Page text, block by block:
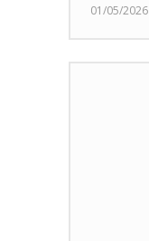
01/05/2026